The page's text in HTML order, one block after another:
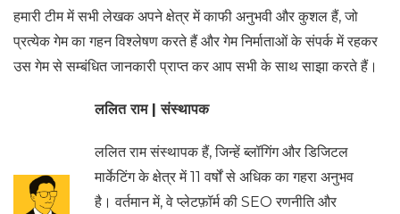
हमारी टीम में सभी लेखक अपने क्षेत्र में काफी अनुभवी और कुशल हैं, जो
प्रत्येक गेम का गहन विश्लेषण करते हैं और गेम निर्माताओं के संपर्क में रहकर
उस गेम से सम्बंधित जानकारी प्राप्त कर आप सभी के साथ साझा करते हैं।
ललित राम | संस्थापक
ललित राम संस्थापक हैं, जिन्हें ब्लॉगिंग और डिजिटल
मार्केटिंग के क्षेत्र में 11 वर्षों से अधिक का गहरा अनुभव
है। वर्तमान में, वे प्लेटफ़ॉर्म की SEO रणनीति और